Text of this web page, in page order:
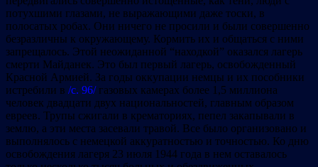
потухшими глазами, не выражающими даже тоски, в
полосатых робах. Они ничего не просили и были совершенно
безразличны к окружающему. Кормить их и общаться с ними
запрещалось. Этой неожиданной “находкой” оказался лагерь
смерти Майданек. Это был первый лагерь, освобожденный
Красной Армией. За годы оккупации немцы и их пособники
истребили в /с. 96/газовых камерах более 1,5 миллиона
человек двадцати двух национальностей, главным образом
евреев. Трупы сжигали в крематориях, пепел закапывали в
землю, а эти места засевали травой. Все было организовано и
выполнялось с немецкой аккуратностью и точностью. Ко дню
освобождения лагеря 23 июля 1944 года в нем оставалось